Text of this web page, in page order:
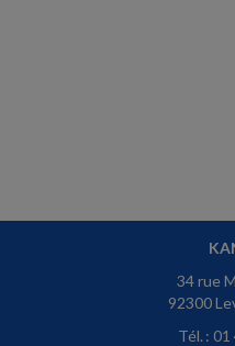
34 rue
92300
Tél. :